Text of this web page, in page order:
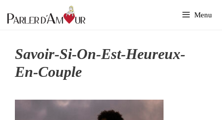
au
Menu
Savoir-Si-On-Est-Heureux-
En-Couple